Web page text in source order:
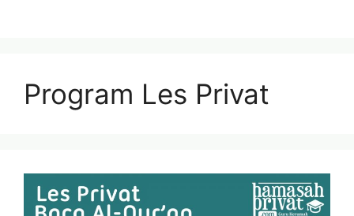
Program Les Privat